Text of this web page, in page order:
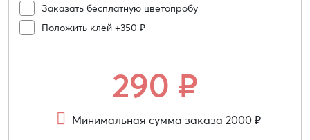
Заказать бесплатную цветопробу
Положить клей +350 ₽
290 ₽
Минимальная сумма заказа 2000 ₽